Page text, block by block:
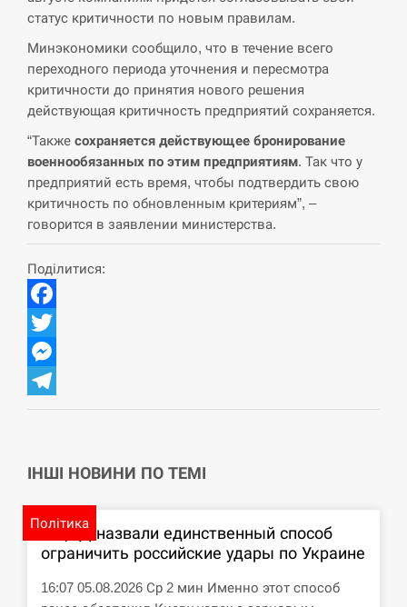
СЕРПЕНЬ
12:53
США обсуждают лицензии на Patriot для
Украины, несмотря на сомнения…
12:40
Латвія готова направити до 20 військових для
розблокування Ормузької протоки
СЕРПЕНЬ
12:23
Силы обороны поразили российскую
СЕРПЕНЬ
12:10
Под огнем “Эпицентр”, ROZETKA и “Новая
СЕРПЕНЬ
11:40
У зоопарку Токіо через спеку загинули три
левиці
статус критичности по новым правилам.
Минэкономики сообщило, что в течение всего
переходного периода уточнения и пересмотра
критичности до принятия нового решения
действующая критичность предприятий сохраняется.
“Также сохраняется действующее бронирование
военнообязанных по этим предприятиям. Так что у
предприятий есть время, чтобы подтвердить свою
критичность по обновленным критериям”, –
говорится в заявлении министерства.
Поділитися:
Facebook
Twitter
Messenger
Telegram
ІНШІ НОВИНИ ПО ТЕМІ
Політика
В ЦПД назвали единственный способ
ограничить российские удары по Украине
16:07 05.08.2026 Ср 2 мин Именно этот способ